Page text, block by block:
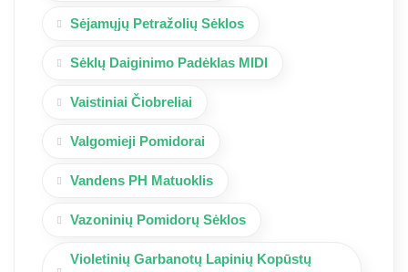
Sėjamųjų Petražolių Sėklos
Sėklų Daiginimo Padėklas MIDI
Vaistiniai Čiobreliai
Valgomieji Pomidorai
Vandens PH Matuoklis
Vazoninių Pomidorų Sėklos
Violetinių Garbanotų Lapinių Kopūstų